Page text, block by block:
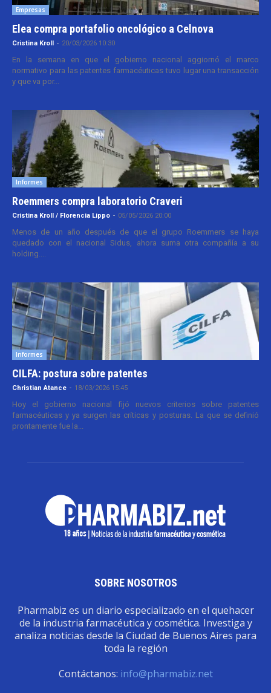
Empresas
Elea compra portafolio oncológico a Celnova
Cristina Kroll - 20/03/2026 10:30
En la semana en que el gobierno nacional aggiornó el marco
normativo para las patentes farmacéuticas tuvo lugar una transacción
y que va por...
Informes
Roemmers compra laboratorio Craveri
Cristina Kroll / Florencia Lippo - 05/05/2026 20:00
Menos de un año después de que el grupo Roemmers se haya
quedado con el nacional Sidus, ahora suma otra compañía a su
holding....
Informes
CILFA: postura sobre patentes
Christian Atance - 18/03/2026 15:45
Hoy el gobierno nacional fijó nuevos criterios sobre patentes
farmacéuticas y ya surgen las críticas y posturas. La que se definió
prontamente fue la...
SOBRE NOSOTROS
Pharmabiz es un diario especializado en el quehacer
de la industria farmacéutica y cosmética. Investiga y
analiza noticias desde la Ciudad de Buenos Aires para
toda la región
Contáctanos: info@pharmabiz.net